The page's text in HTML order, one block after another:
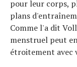
pour leur corps,
plans
Comme l'a dit
menstruel peut
étroitement avec